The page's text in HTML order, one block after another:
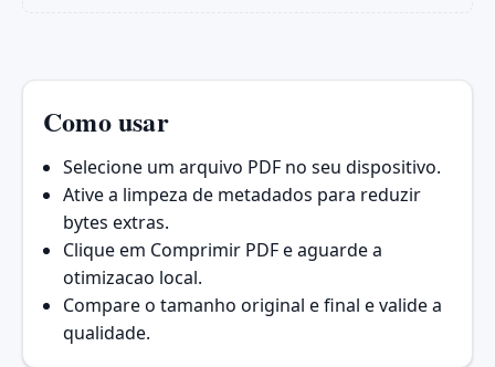
Como usar
Selecione um arquivo PDF no seu dispositivo.
Ative a limpeza de metadados para reduzir
bytes extras.
Clique em Comprimir PDF e aguarde a
otimizacao local.
Compare o tamanho original e final e valide a
qualidade.